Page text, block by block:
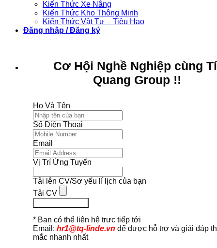
Kiến Thức Xe Nâng
Kiến Thức Kho Thông Minh
Kiến Thức Vật Tư – Tiêu Hao
Đăng nhập / Đăng ký
Cơ Hội Nghề Nghiệp cùng
Quang Group !!
Họ Và Tên
Số Điện Thoại
Email
Vị Trí Ứng Tuyển
Tải lên CV/Sơ yếu lí lịch của bạn
Tải CV
* Bạn có thể liên hệ trực tiếp tới
Email: hr1@tq-linde.vn để được hỗ trợ và giải đáp
mắc nhanh nhất